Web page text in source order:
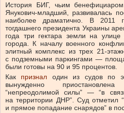
История БИГ, чьим
Янукович-младший, развивалась
наиболее драматично. В 2011
тогдашнего президента Украины
года три гектара земли на
города. К началу военного
элитный комплекс из трех 21-
с подземными паркингами —
были готовы на 90 и 95 процентов.
Как признал один из судов по
вынужденно
“непреодолимой силы” — “в
на территории ДНР”. Суд отметил
и прямое попадание снарядов” в